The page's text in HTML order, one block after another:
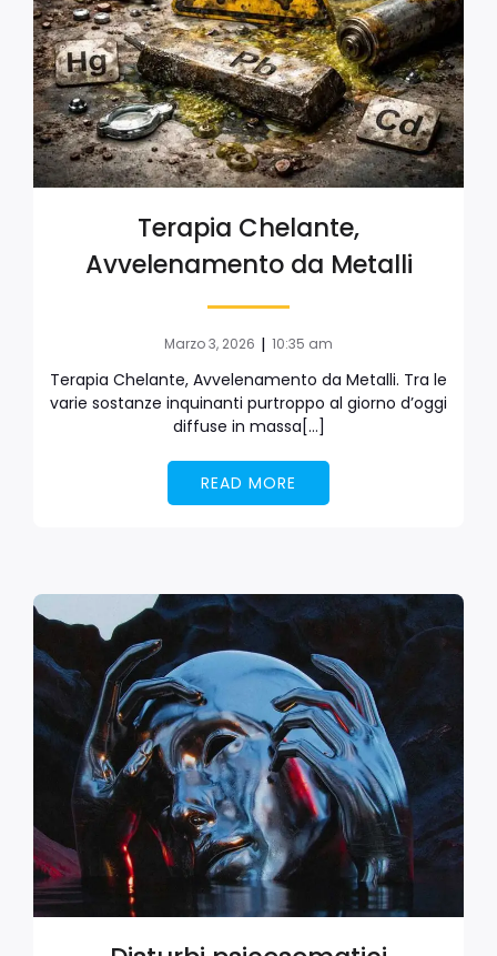
Terapia Chelante,
Avvelenamento da Metalli
Marzo 3, 2026 | 10:35 am
Terapia Chelante, Avvelenamento da Metalli. Tra le
varie sostanze inquinanti purtroppo al giorno d’oggi
diffuse in massa[…]
READ MORE